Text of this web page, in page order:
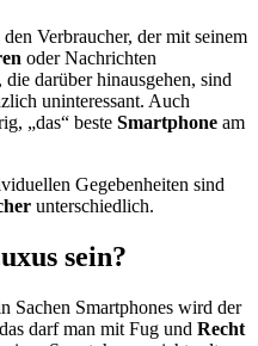
Verbraucher, der mit seinem
oder Nachrichten
, die darüber hinausgehen, sind
uninteressant. Auch
„das“ beste Smartphone am
Gegebenheiten sind
unterschiedlich.
sein?
Sachen Smartphones wird der
darf man mit Fug und Recht